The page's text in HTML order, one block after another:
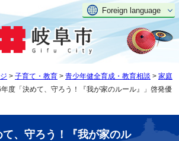
Foreign language
> 子育て・教育 > 青少年健全育成・教育相談 > 家庭
度「決めて、守ろう！『我が家のルール』」啓発優
、守ろう！『我が家のル